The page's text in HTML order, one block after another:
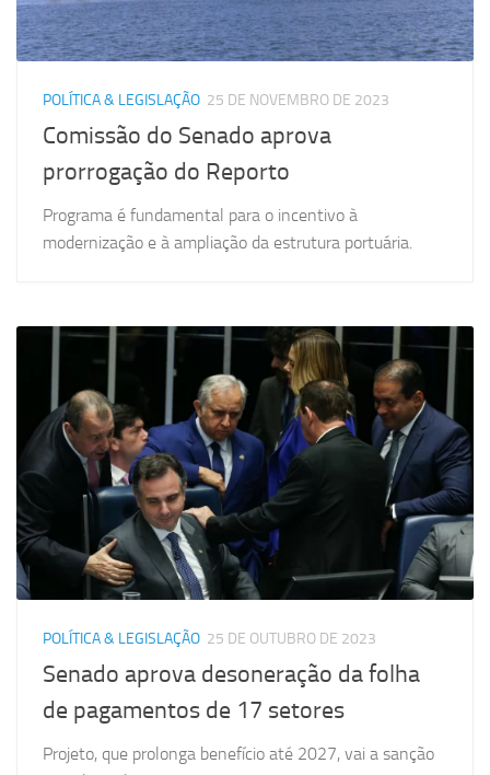
POLÍTICA & LEGISLAÇÃO 25 DE NOVEMBRO DE 2023
Comissão do Senado aprova
prorrogação do Reporto
Programa é fundamental para o incentivo à
modernização e à ampliação da estrutura portuária.
POLÍTICA & LEGISLAÇÃO 25 DE OUTUBRO DE 2023
Senado aprova desoneração da folha
de pagamentos de 17 setores
Projeto, que prolonga benefício até 2027, vai a sanção